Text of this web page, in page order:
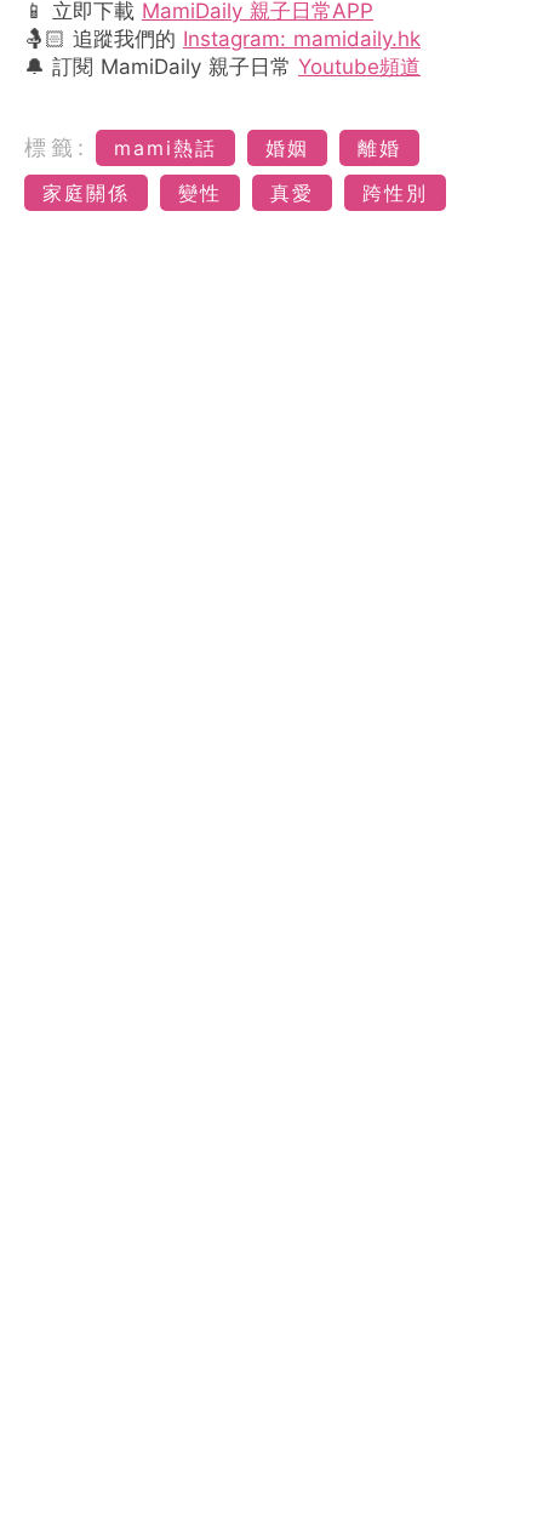
📱 立即下載 MamiDaily 親子日常APP
🤱🏻 追蹤我們的 Instagram: mamidaily.hk
🔔 訂閱 MamiDaily 親子日常 Youtube頻道
標籤: mami熱話 婚姻
離婚
家庭關係
變性 真愛 跨性別